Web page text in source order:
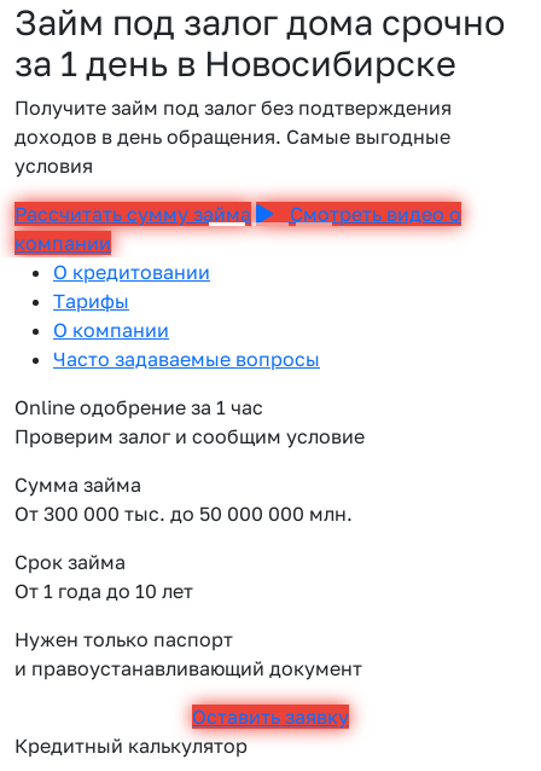
Займ под залог дома срочно
за 1 день в Новосибирске
Получите займ под залог без подтверждения
доходов в день обращения. Самые выгодные
условия
Рассчитать сумму займа
Смотреть видео о
компании
О кредитовании
Тарифы
О компании
Часто задаваемые вопросы
Online одобрение за 1 час
Проверим залог и сообщим условие
Сумма займа
От 300 000 тыс. до 50 000 000 млн.
Срок займа
От 1 года до 10 лет
Нужен только паспорт
и правоустанавливающий документ
Оставить заявку
Кредитный калькулятор